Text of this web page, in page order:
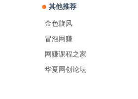
其他推荐
金色旋风
冒泡网赚
网赚课程之家
华夏网创论坛